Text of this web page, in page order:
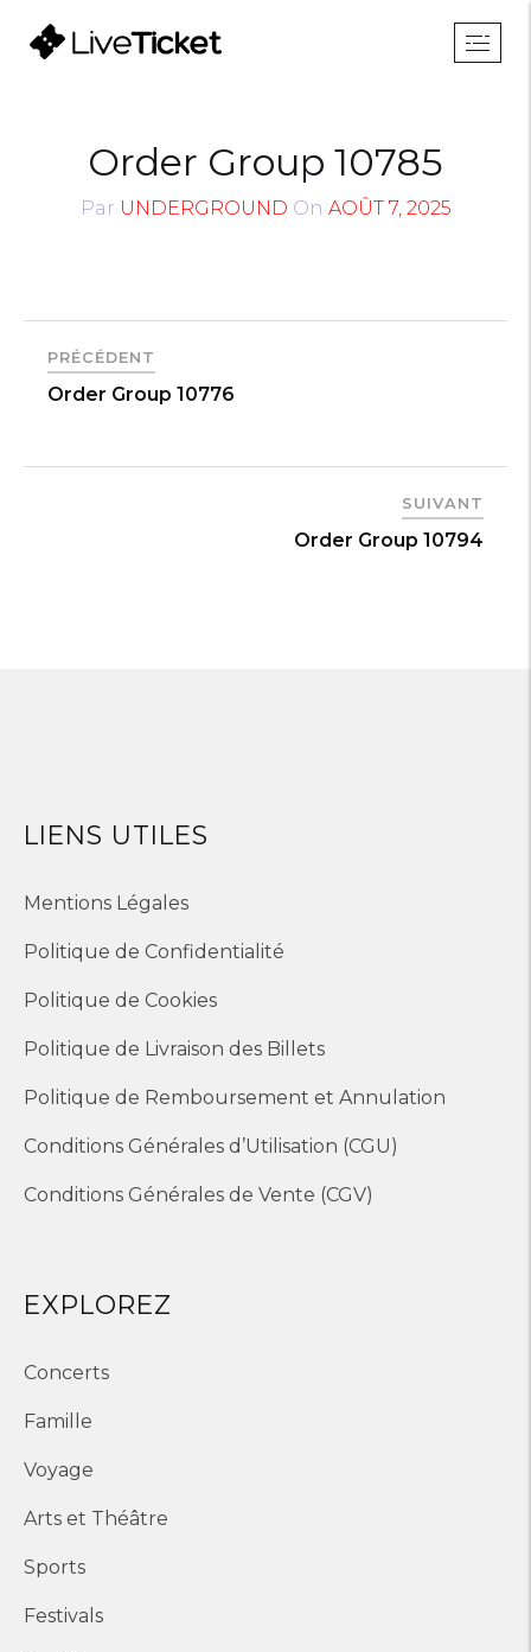
Order Group 10785
Par UNDERGROUND On AOÛT 7, 2025
PRÉCÉDENT
Order Group 10776
SUIVANT
Order Group 10794
LIENS UTILES
Mentions Légales
Politique de Confidentialité
Politique de Cookies
Politique de Livraison des Billets
Politique de Remboursement et Annulation
Conditions Générales d’Utilisation (CGU)
Conditions Générales de Vente (CGV)
EXPLOREZ
Concerts
Famille
Voyage
Arts et Théâtre
Sports
Festivals